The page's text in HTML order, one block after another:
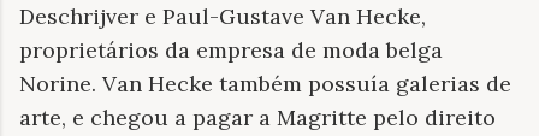
Deschrijver e Paul-Gustave Van Hecke,
proprietários da empresa de moda belga
Norine. Van Hecke também possuía galerias de
arte, e chegou a pagar a Magritte pelo direito